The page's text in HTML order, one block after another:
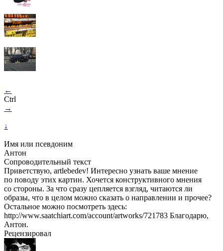
←
Ctrl
→
↓
Имя или псевдоним
Антон
Сопроводительный текст
Приветствую, artlebedev! Интересно узнать ваше мнение
по поводу этих картин. Хочется конструктивного мнения
со стороны. За что сразу цепляется взгляд, читаются ли
образы, что в целом можно сказать о направлении и прочее?
Остальное можно посмотреть здесь:
http://www.saatchiart.com/account/artworks/721783 Благодарю,
Антон.
Рецензировал